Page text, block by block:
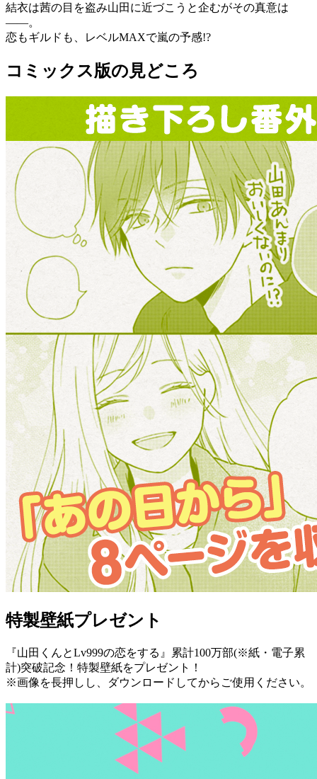
結衣は茜の目を盗み山田に近づこうと企むがその真意は
――。
恋もギルドも、レベルMAXで嵐の予感!?
コミックス版の見どころ
特製壁紙プレゼント
『山田くんとLv999の恋をする』累計100万部(※紙・電子累
計)突破記念！特製壁紙をプレゼント！
※画像を長押しし、ダウンロードしてからご使用ください。